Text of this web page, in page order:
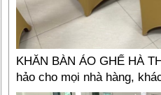
KHĂN BÀN ÁO GHẾ HÀ
hảo cho mọi nhà hàng,